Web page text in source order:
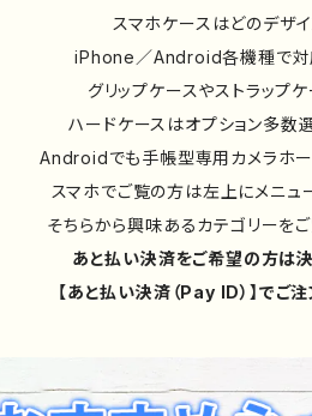
スマホケースはどのデザ
iPhone／Android各機種で
グリップケースやストラップケ
ハードケースはオプション多数
Androidでも手帳型専用カメラホ
スマホでご覧の方は左上にメニュ
そちらから興味あるカテゴリーを
あと払い決済をご希望の方は
【あと払い決済（Pay ID）】でご注